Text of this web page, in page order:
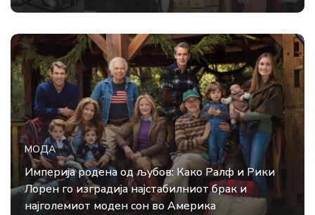
МОДА
Империја родена од љубов: Како Ралф и Рики
Лорен го изградија најстабилниот брак и
најголемиот моден сон во Америка